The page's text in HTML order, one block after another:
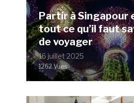
Partir à Singapour
tout ce qu’il faut
de voyager
16 juillet 2025
1262 Vues